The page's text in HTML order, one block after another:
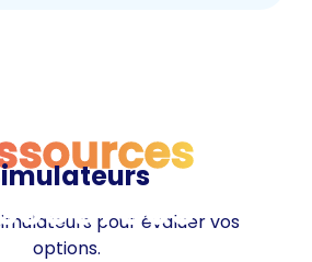
pour évaluer vos
options.